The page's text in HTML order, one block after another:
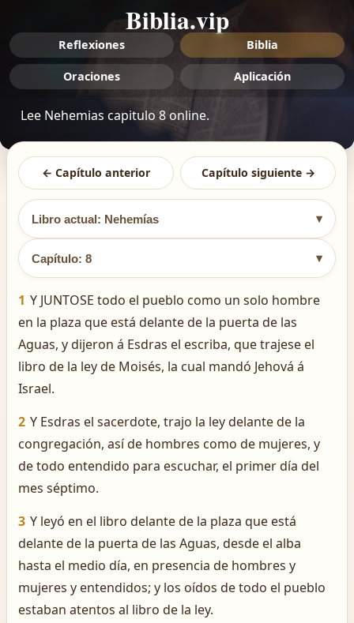
Biblia.vip
Reflexiones Biblia
Oraciones Aplicación
Lee Nehemias capitulo 8 online.
← Capítulo anterior Capítulo siguiente →
Libro actual: Nehemías ▾
Capítulo: 8 ▾
1 Y JUNTOSE todo el pueblo como un solo hombre
en la plaza que está delante de la puerta de las
Aguas, y dijeron á Esdras el escriba, que trajese el
libro de la ley de Moisés, la cual mandó Jehová á
Israel.
2 Y Esdras el sacerdote, trajo la ley delante de la
congregación, así de hombres como de mujeres, y
de todo entendido para escuchar, el primer día del
mes séptimo.
3 Y leyó en el libro delante de la plaza que está
delante de la puerta de las Aguas, desde el alba
hasta el medio día, en presencia de hombres y
mujeres y entendidos; y los oídos de todo el pueblo
estaban atentos al libro de la ley.